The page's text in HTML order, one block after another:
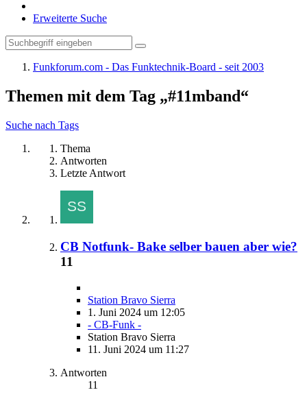
Erweiterte Suche
Funkforum.com - Das Funktechnik-Board - seit 2003
Themen mit dem Tag „#11mband“
Suche nach Tags
Thema
Antworten
Letzte Antwort
CB Notfunk- Bake selber bauen aber wie?
11
Station Bravo Sierra
1. Juni 2024 um 12:05
- CB-Funk -
Station Bravo Sierra
11. Juni 2024 um 11:27
Antworten
11